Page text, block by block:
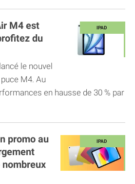
M4 est
du
le nouvel
M4. Au
en hausse de 30 % par
promo au